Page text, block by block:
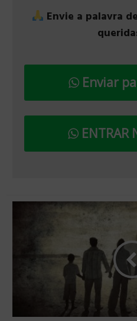
Envie a palavra
Enviar
ENTRAR